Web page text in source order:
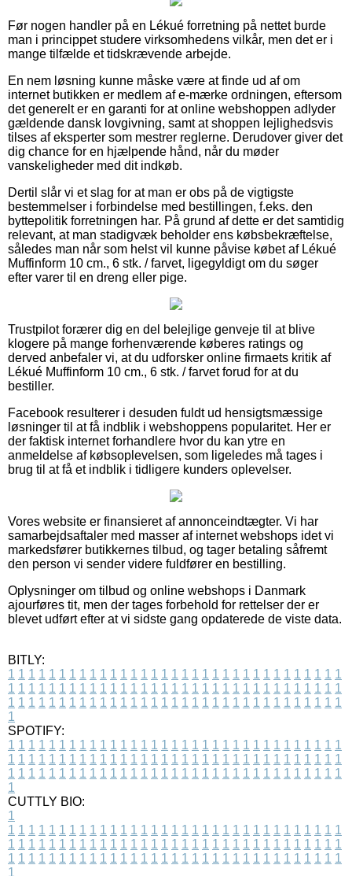
Før nogen handler på en Lékué forretning på nettet burde
man i princippet studere virksomhedens vilkår, men det er i
mange tilfælde et tidskrævende arbejde.
En nem løsning kunne måske være at finde ud af om
internet butikken er medlem af e-mærke ordningen, eftersom
det generelt er en garanti for at online webshoppen adlyder
gældende dansk lovgivning, samt at shoppen lejlighedsvis
tilses af eksperter som mestrer reglerne. Derudover giver det
dig chance for en hjælpende hånd, når du møder
vanskeligheder med dit indkøb.
Dertil slår vi et slag for at man er obs på de vigtigste
bestemmelser i forbindelse med bestillingen, f.eks. den
byttepolitik forretningen har. På grund af dette er det samtidig
relevant, at man stadigvæk beholder ens købsbekræftelse,
således man når som helst vil kunne påvise købet af Lékué
Muffinform 10 cm., 6 stk. / farvet, ligegyldigt om du søger
efter varer til en dreng eller pige.
Trustpilot forærer dig en del belejlige genveje til at blive
klogere på mange forhenværende køberes ratings og
derved anbefaler vi, at du udforsker online firmaets kritik af
Lékué Muffinform 10 cm., 6 stk. / farvet forud for at du
bestiller.
Facebook resulterer i desuden fuldt ud hensigtsmæssige
løsninger til at få indblik i webshoppens popularitet. Her er
der faktisk internet forhandlere hvor du kan ytre en
anmeldelse af købsoplevelsen, som ligeledes må tages i
brug til at få et indblik i tidligere kunders oplevelser.
Vores website er finansieret af annonceindtægter. Vi har
samarbejdsaftaler med masser af internet webshops idet vi
markedsfører butikkernes tilbud, og tager betaling såfremt
den person vi sender videre fuldfører en bestilling.
Oplysninger om tilbud og online webshops i Danmark
ajourføres tit, men der tages forbehold for rettelser der er
blevet udført efter at vi sidste gang opdaterede de viste data.
BITLY:
1 1 1 1 1 1 1 1 1 1 1 1 1 1 1 1 1 1 1 1 1 1 1 1 1 1 1 1 1 1 1 1 1
1 1 1 1 1 1 1 1 1 1 1 1 1 1 1 1 1 1 1 1 1 1 1 1 1 1 1 1 1 1 1 1 1
1 1 1 1 1 1 1 1 1 1 1 1 1 1 1 1 1 1 1 1 1 1 1 1 1 1 1 1 1 1 1 1 1
1
SPOTIFY:
1 1 1 1 1 1 1 1 1 1 1 1 1 1 1 1 1 1 1 1 1 1 1 1 1 1 1 1 1 1 1 1 1
1 1 1 1 1 1 1 1 1 1 1 1 1 1 1 1 1 1 1 1 1 1 1 1 1 1 1 1 1 1 1 1 1
1 1 1 1 1 1 1 1 1 1 1 1 1 1 1 1 1 1 1 1 1 1 1 1 1 1 1 1 1 1 1 1 1
1
CUTTLY BIO:
1
1 1 1 1 1 1 1 1 1 1 1 1 1 1 1 1 1 1 1 1 1 1 1 1 1 1 1 1 1 1 1 1 1
1 1 1 1 1 1 1 1 1 1 1 1 1 1 1 1 1 1 1 1 1 1 1 1 1 1 1 1 1 1 1 1 1
1 1 1 1 1 1 1 1 1 1 1 1 1 1 1 1 1 1 1 1 1 1 1 1 1 1 1 1 1 1 1 1 1
1